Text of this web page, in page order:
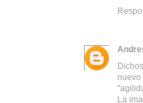
nuevo
La